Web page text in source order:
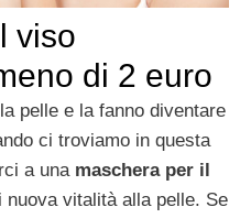
viso
di 2 euro
pelle e la fanno diventare
ci troviamo in questa
a una maschera per il
nuova vitalità alla pelle. Se